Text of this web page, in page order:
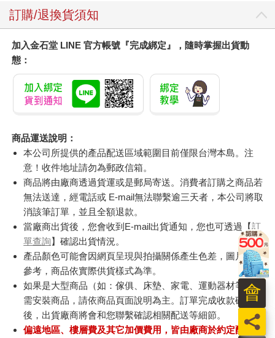
訂購/退換貨須知
加入金石堂 LINE 官方帳號『完成綁定』，隨時掌握出貨動
態：
商品運送說明：
本公司所提供的產品配送區域範圍目前僅限台灣本島。注
意！收件地址請勿為郵政信箱。
商品將由廠商透過貨運或是郵局寄送。消費者訂購之商品若
無法送達，經電話或 E-mail無法聯繫逾三天者，本公司將取
消該筆訂單，並且全額退款。
當廠商出貨後，您會收到E-mail出貨通知，您也可透過【訂
單查詢】確認出貨情況。
產品顏色可能會因網頁呈現與拍攝關係產生色差，圖片僅供
參考，商品依實際供貨樣式為準。
如果是大型商品（如：傢俱、床墊、家電、運動器材等）及
需安裝商品，請依商品頁面說明為主。訂單完成收款確認
後，出貨廠商將會和您聯繫確認相關配送等細節。
偏遠地區、樓層費及其它加價費用，皆由廠商於約定配送時
員
會